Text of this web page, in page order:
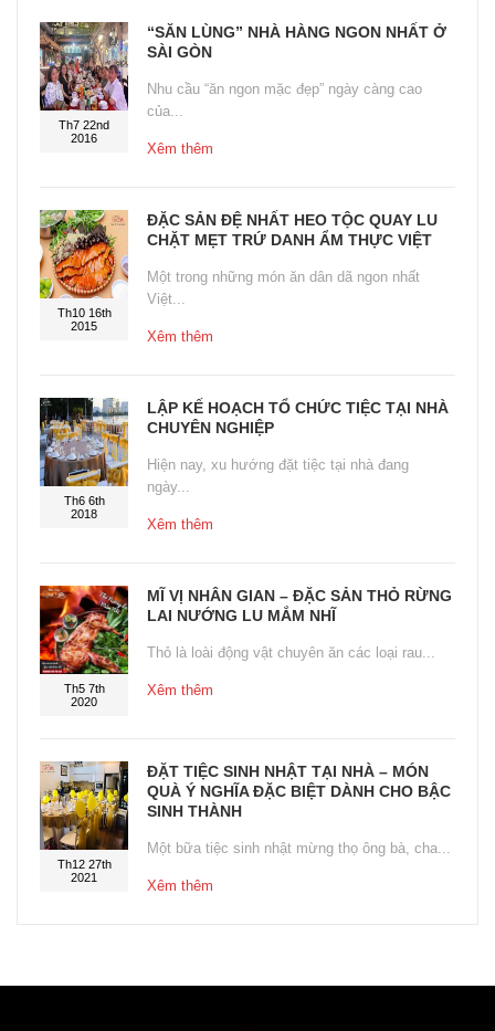
Th7 22nd
2016
“SĂN LÙNG” NHÀ HÀNG NGON NHẤT Ở
SÀI GÒN
Nhu cầu “ăn ngon mặc đẹp” ngày càng cao
của...
Xêm thêm
Th10 16th
2015
ĐẶC SẢN ĐỆ NHẤT HEO TỘC QUAY LU
CHẶT MẸT TRỨ DANH ẨM THỰC VIỆT
Một trong những món ăn dân dã ngon nhất
Việt...
Xêm thêm
Th6 6th
2018
LẬP KẾ HOẠCH TỔ CHỨC TIỆC TẠI NHÀ
CHUYÊN NGHIỆP
Hiện nay, xu hướng đặt tiệc tại nhà đang
ngày...
Xêm thêm
Th5 7th
2020
MĨ VỊ NHÂN GIAN – ĐẶC SẢN THỎ RỪNG
LAI NƯỚNG LU MẮM NHĨ
Thỏ là loài động vật chuyên ăn các loại rau...
Xêm thêm
Th12 27th
2021
ĐẶT TIỆC SINH NHẬT TẠI NHÀ – MÓN
QUÀ Ý NGHĨA ĐẶC BIỆT DÀNH CHO BẬC
SINH THÀNH
Một bữa tiệc sinh nhật mừng thọ ông bà, cha...
Xêm thêm